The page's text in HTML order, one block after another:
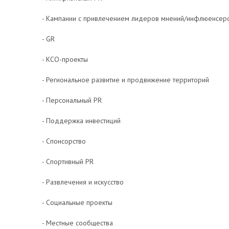
- Кампании с привлечением лидеров мнений/
- GR
- КСО-проекты
- Региональное развитие и продвижение территорий
- Персональный PR
- Поддержка инвестиций
- Спонсорство
- Спортивный PR
- Развлечения и искусство
- Социальные проекты
- Местные сообщества